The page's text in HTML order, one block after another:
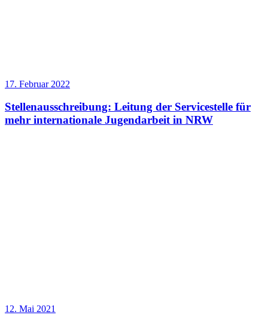
17. Februar 2022
Stellenausschreibung: Leitung der Servicestelle für
mehr internationale Jugendarbeit in NRW
12. Mai 2021